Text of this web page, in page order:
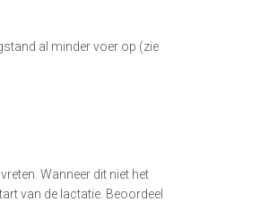
al minder voer op (zie
Wanneer dit niet het
van de lactatie. Beoordeel